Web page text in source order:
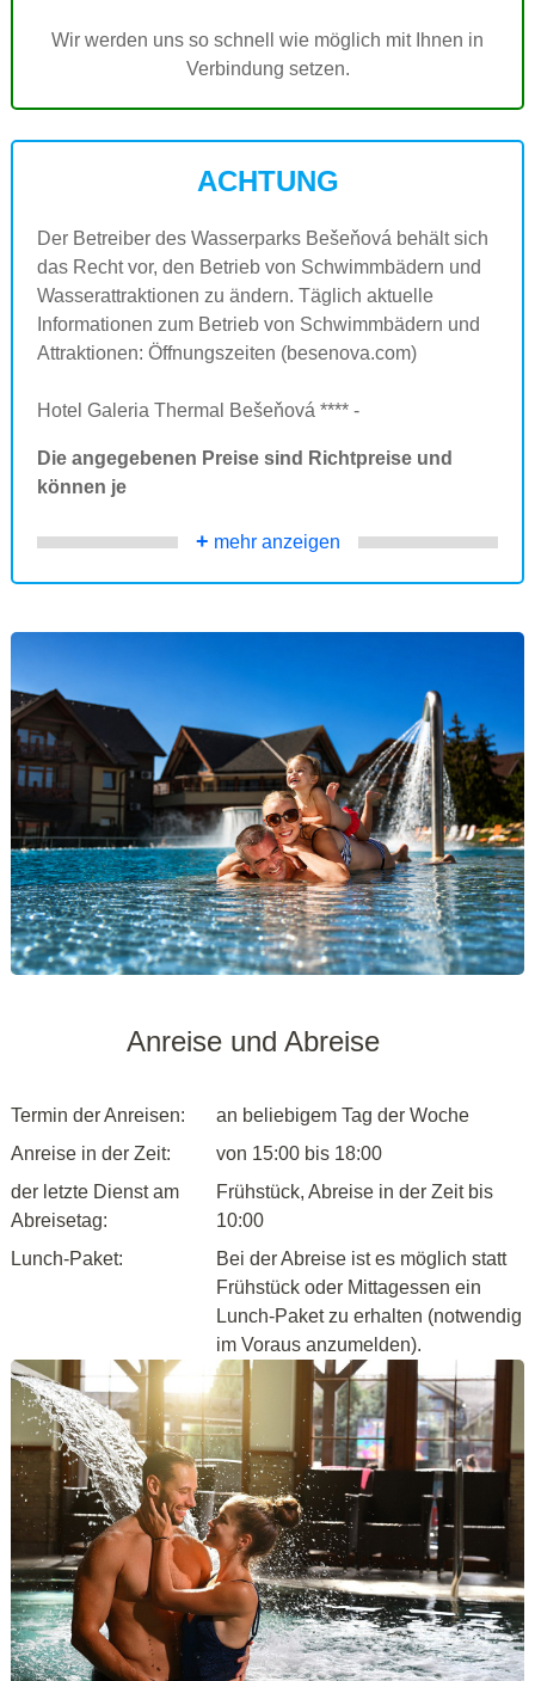
Wir werden uns so schnell wie möglich mit Ihnen in
Verbindung setzen.
ACHTUNG
Der Betreiber des Wasserparks Bešeňová behält sich
das Recht vor, den Betrieb von Schwimmbädern und
Wasserattraktionen zu ändern. Täglich aktuelle
Informationen zum Betrieb von Schwimmbädern und
Attraktionen: Öffnungszeiten (besenova.com)
Hotel Galeria Thermal Bešeňová **** -
Die angegebenen Preise sind Richtpreise und
können je
+ mehr anzeigen
Anreise und Abreise
Termin der Anreisen:
an beliebigem Tag der Woche
Anreise in der Zeit:
von 15:00 bis 18:00
der letzte Dienst am
Abreisetag:
Frühstück, Abreise in der Zeit bis
10:00
Lunch-Paket:
Bei der Abreise ist es möglich statt
Frühstück oder Mittagessen ein
Lunch-Paket zu erhalten (notwendig
im Voraus anzumelden).